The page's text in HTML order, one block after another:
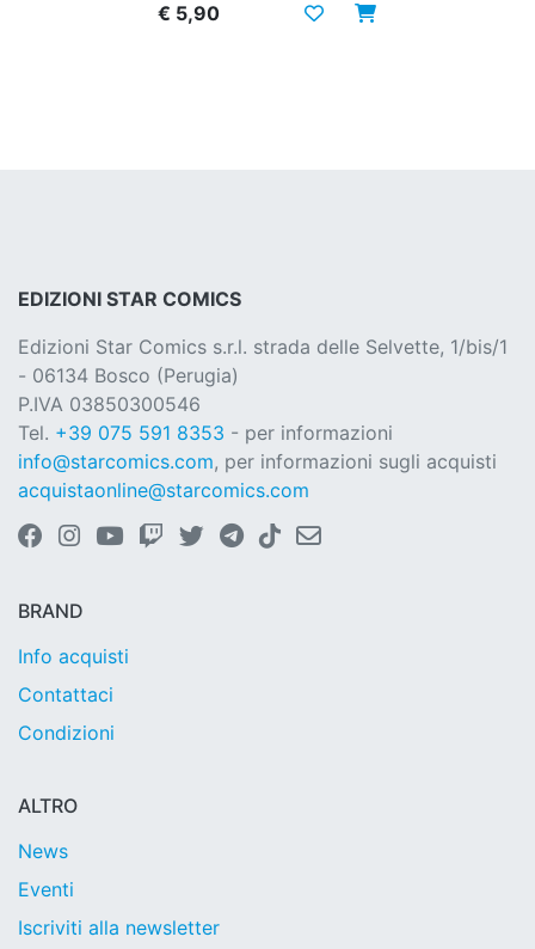
€ 5,90
EDIZIONI STAR COMICS
Edizioni Star Comics s.r.l. strada delle Selvette, 1/bis/1
- 06134 Bosco (Perugia)
P.IVA 03850300546
Tel. +39 075 591 8353 - per informazioni
info@starcomics.com, per informazioni sugli acquisti
acquistaonline@starcomics.com
BRAND
Info acquisti
Contattaci
Condizioni
ALTRO
News
Eventi
Iscriviti alla newsletter